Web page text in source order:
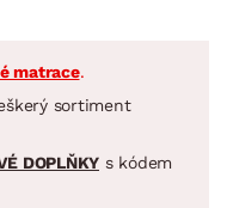
matrace.
sortiment
DOPLŇKY s kódem